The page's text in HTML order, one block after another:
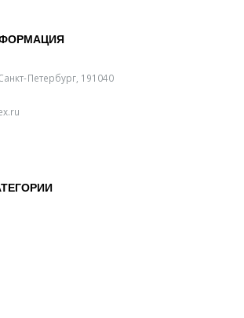
Петербург, 191040